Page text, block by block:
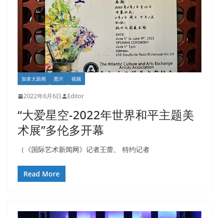
加拿大新闻 图片 视频
2022年6月6日 Editor
“大爱星空-2022年世界和平主题美
术展”多伦多开幕
（《国际艺术新闻网》记者王蕾、 特约记者
Read More